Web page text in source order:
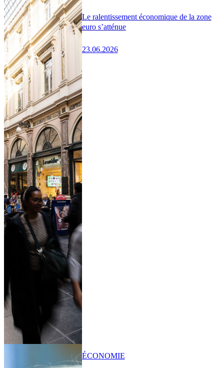
Le ralentissement économique de la zone
euro s’atténue
23.06.2026
ÉCONOMIE